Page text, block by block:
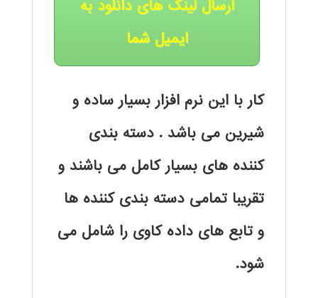
ارسال لینک های دانلود به
ایمیل شما
کار با این نرم افزار بسیار ساده و
شیرین می باشد . دسته بندی
کننده های بسیار کامل می باشند و
تقریبا تمامی دسته بندی کننده ها
و تابع های داده کاوی را شامل می
شود.